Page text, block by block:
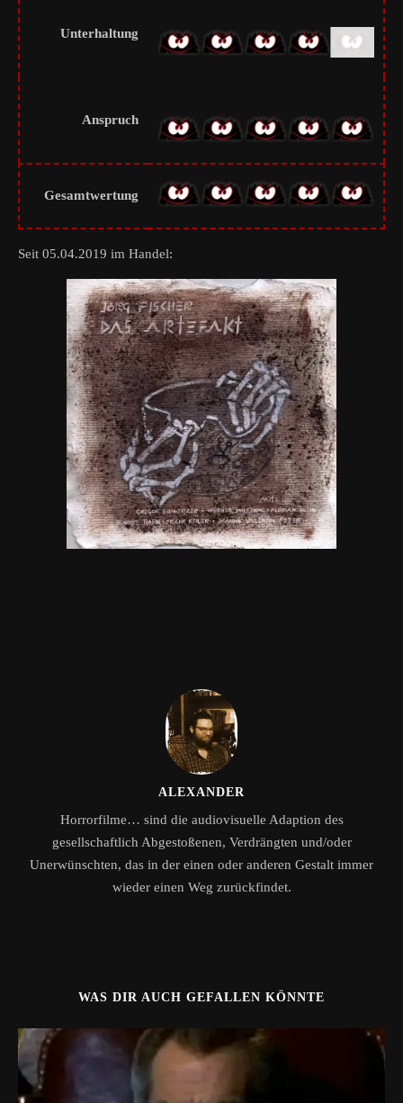
Unterhaltung
Anspruch
Gesamtwertung
Seit 05.04.2019 im Handel:
ALEXANDER
Horrorfilme… sind die audiovisuelle Adaption des
gesellschaftlich Abgestoßenen, Verdrängten und/oder
Unerwünschten, das in der einen oder anderen Gestalt immer
wieder einen Weg zurückfindet.
WAS DIR AUCH GEFALLEN KÖNNTE